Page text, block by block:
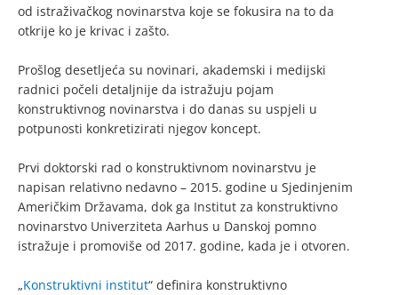
od istraživačkog novinarstva koje se fokusira na to da
otkrije ko je krivac i zašto.
Prošlog desetljeća su novinari, akademski i medijski
radnici počeli detaljnije da istražuju pojam
konstruktivnog novinarstva i do danas su uspjeli u
potpunosti konkretizirati njegov koncept.
Prvi doktorski rad o konstruktivnom novinarstvu je
napisan relativno nedavno – 2015. godine u Sjedinjenim
Američkim Državama, dok ga Institut za konstruktivno
novinarstvo Univerziteta Aarhus u Danskoj pomno
istražuje i promoviše od 2017. godine, kada je i otvoren.
„Konstruktivni institut“ definira konstruktivno